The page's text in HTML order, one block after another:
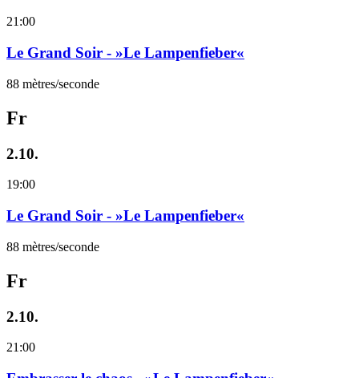
21:00
Le Grand Soir - »Le Lampenfieber«
88 mètres/seconde
Fr
2.10.
19:00
Le Grand Soir - »Le Lampenfieber«
88 mètres/seconde
Fr
2.10.
21:00